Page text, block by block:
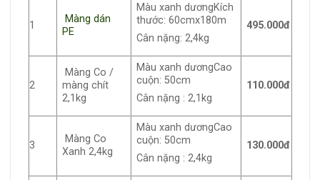
1
Màng dán
PE
Màu xanh dươngKích
thước: 60cmx180m
Cân nặng: 2,4kg
495.000đ
2
Màng Co /
màng chít
2,1kg
Màu xanh dươngCao
cuộn: 50cm
Cân nặng : 2,1kg
110.000đ
3
Màng Co
Xanh 2,4kg
Màu xanh dươngCao
cuộn: 50cm
Cân nặng : 2,4kg
130.000đ